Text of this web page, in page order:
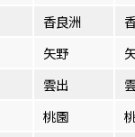
香良洲
矢野
雲出
桃園